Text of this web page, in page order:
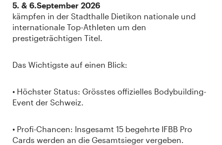
5. & 6.September 2026
kämpfen in der Stadthalle Dietikon nationale und
internationale Top-Athleten um den
prestigeträchtigen Titel.
Das Wichtigste auf einen Blick:
• Höchster Status: Grösstes offizielles Bodybuilding-
Event der Schweiz.
• Profi-Chancen: Insgesamt 15 begehrte IFBB Pro
Cards werden an die Gesamtsieger vergeben.